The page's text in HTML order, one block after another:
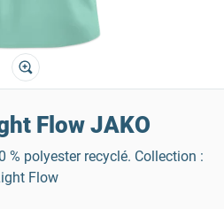
Flow JAKO
% polyester recyclé. Collection :
Flow